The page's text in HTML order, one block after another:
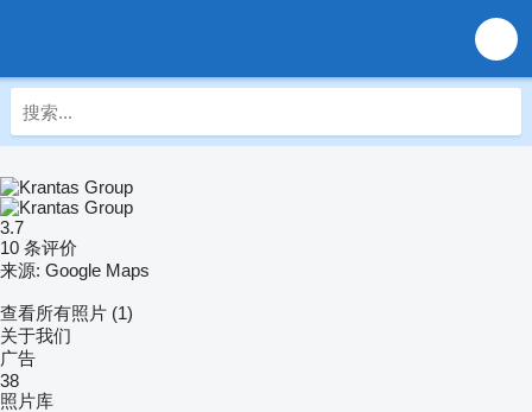
3.7
10 条评价
来源: Google Maps
查看所有照片 (1)
关于我们
广告
38
照片库